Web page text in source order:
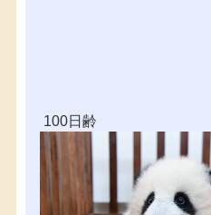
100日齢